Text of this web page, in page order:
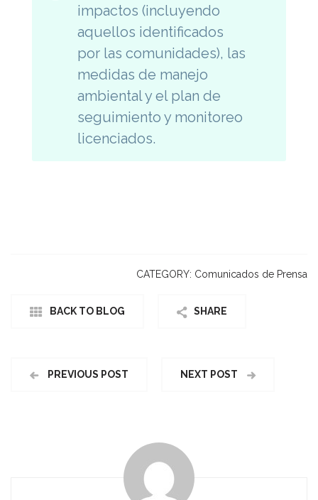
impactos (incluyendo
aquellos identificados
por las comunidades), las
medidas de manejo
ambiental y el plan de
seguimiento y monitoreo
licenciados.
CATEGORY: Comunicados de Prensa
BACK TO BLOG SHARE
PREVIOUS POST NEXT POST